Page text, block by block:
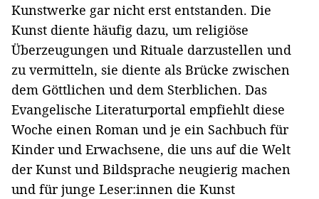
Kunstwerke gar nicht erst entstanden. Die
Kunst diente häufig dazu, um religiöse
Überzeugungen und Rituale darzustellen und
zu vermitteln, sie diente als Brücke zwischen
dem Göttlichen und dem Sterblichen. Das
Evangelische Literaturportal empfiehlt diese
Woche einen Roman und je ein Sachbuch für
Kinder und Erwachsene, die uns auf die Welt
der Kunst und Bildsprache neugierig machen
und für junge Leser:innen die Kunst